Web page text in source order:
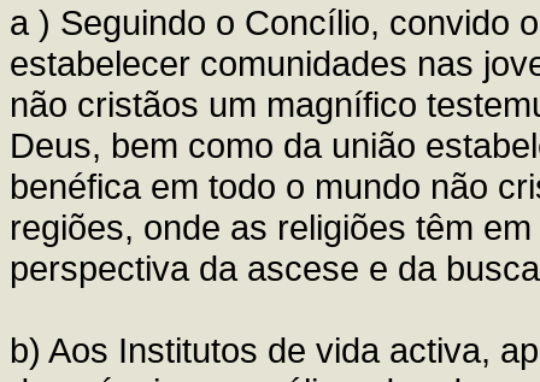
a ) Seguindo o Concílio, convido
estabelecer comunidades nas
não cristãos um magnífico
Deus, bem como da união
benéfica em todo o mundo não
regiões, onde as religiões têm
perspectiva da ascese e da
b) Aos Institutos de vida activa,